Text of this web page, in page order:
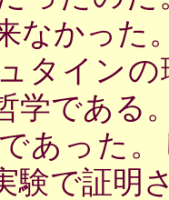
なかった
タイン
学である
あった
験で証明